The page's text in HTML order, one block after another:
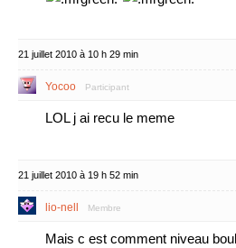
21 juillet 2010 à 10 h 29 min
Yocoo Participant
LOL j ai recu le meme
21 juillet 2010 à 19 h 52 min
lio-nell Membre
Mais c est comment niveau